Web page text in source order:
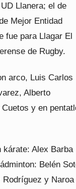
Llanera; el de
Mejor Entidad
fue para Llagar El
de Rugby.
arco, Luis Carlos
Alberto
y en
kárate: Alex Barba
Belén
y Naroa